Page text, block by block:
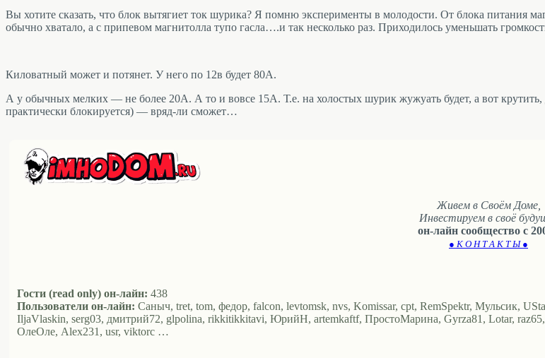
Вы хотите сказать, что блок вытягиет ток шурика? Я помню эксперименты в молодости. От блока питания
обычно хватало, а с припевом магнитолла тупо гасла….и так несколько раз. Приходилось уменьшать
Киловатный может и потянет. У него по 12в будет 80А.
А у обычных мелких — не более 20А. А то и вовсе 15А. Т.е. на холостых шурик жужуать будет, а вот крутить,
практически блокируется) — вряд-ли сможет…
Живем в Своём Доме,
Инвестируем в своё
он-лайн сообщество с
● К О Н Т А К Т Ы ●
Гости (read only) он-лайн: 438
Пользователи он-лайн: Саныч, tret, tom, федор, falcon, levtomsk, nvs, Komissar, cpt, RemSpektr, Мульсик,
IljaVlaskin, serg03, дмитрий72, glpolina, rikkitikkitavi, ЮрийН, artemkaftf, ПростоМарина, Gyrza81, Lotar,
ОлеОле, Alex231, usr, viktorc …